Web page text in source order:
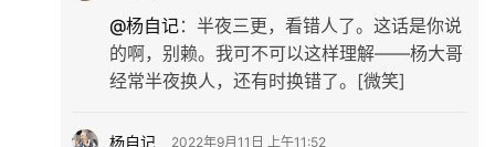
@杨自记： 半夜三更，看错人了。这话是你说
的啊，别赖。我可不可以这样理解——杨大哥
经常半夜换人，还有时换错了。[微笑]
杨自记 2022年9月11日 上午11:52